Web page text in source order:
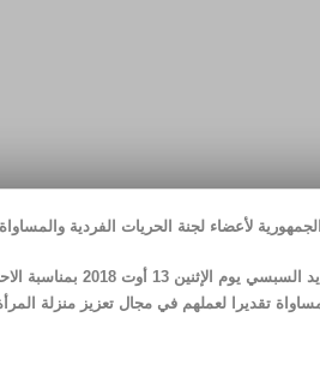
لأعضاء لجنة الحريات الفردية والمساواة
تولّى رئيس الجمهورية
تقديرا لعملهم في مجال تعزيز منزلة